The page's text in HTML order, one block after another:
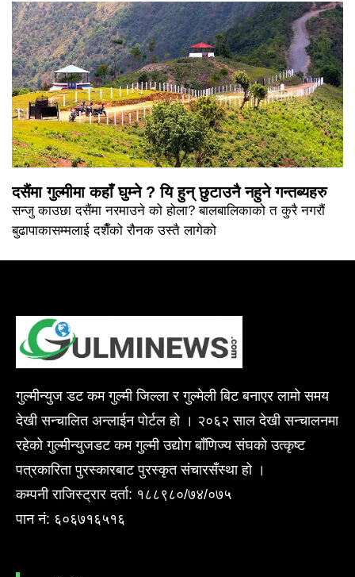
दसैंमा गुल्मीमा कहाँ घुम्ने ? यि हुन् छुटाउनै नहुने गन्तब्यहरु
सन्जु काउछा दसैंमा नरमाउने को होला? बालबालिकाको त कुरै नगरौं
बुढापाकासम्मलाई दशैँको रौनक उस्तै लागेको
गुल्मीन्युज डट कम गुल्मी जिल्ला र गुल्मेली बिट बनाएर लामो समय
देखी सन्चालित अन्लाईन पोर्टल हो । २०६२ साल देखी सन्चालनमा
रहेको गुल्मीन्युजडट कम गुल्मी उद्योग बाँणिज्य संघको उत्कृष्ट
पत्रकारिता पुरस्कारबाट पुरस्कृत संचारसँस्था हो ।
कम्पनी राजिस्ट्रार दर्ता: १८८९८०/७४/०७५
पान नं: ६०६७१६५१६